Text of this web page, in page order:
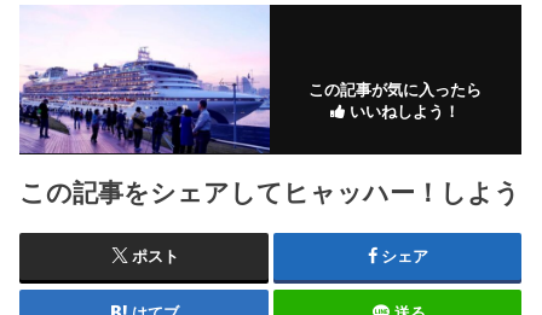
この記事が気に入ったら
いいねしよう！
この記事をシェアしてヒャッハー！しよう
ポスト シェア